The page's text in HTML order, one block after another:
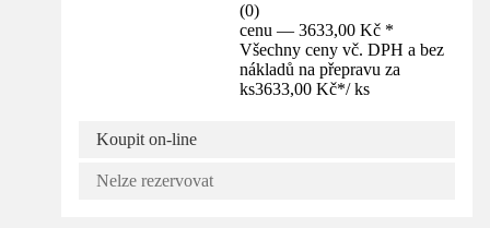
(0)
cenu — 3633,00 Kč *
Všechny ceny vč. DPH a bez
nákladů na přepravu za
ks3633,00 Kč*/ ks
Koupit on-line
Nelze rezervovat